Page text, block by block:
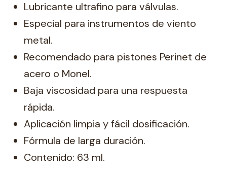
Lubricante ultrafino para válvulas.
Especial para instrumentos de viento
metal.
Recomendado para pistones Perinet de
acero o Monel.
Baja viscosidad para una respuesta
rápida.
Aplicación limpia y fácil dosificación.
Fórmula de larga duración.
Contenido: 63 ml.